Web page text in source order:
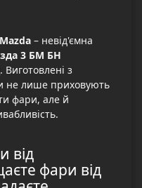
– невід'ємна
3 БМ БН
з
не лише приховують
фари, але й
від
фари від